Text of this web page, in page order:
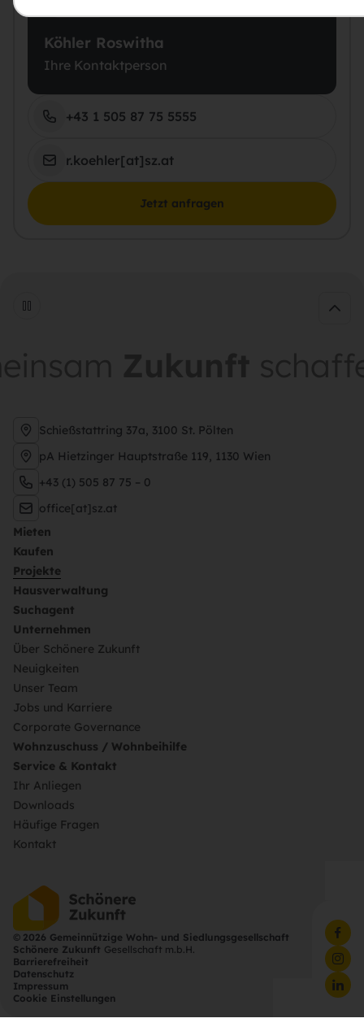
Köhler Roswitha
Ihre Kontaktperson
+43 1 505 87 75 5555
r.koehler[at]sz.at
Jetzt anfragen
Schießstattring 37a, 3100 St. Pölten
pA Hietzinger Hauptstraße 119, 1130 Wien
+43 (1) 505 87 75 – 0
office[at]sz.at
Mieten
Kaufen
Projekte
Hausverwaltung
Suchagent
Unternehmen
Über Schönere Zukunft
Neuigkeiten
Unser Team
Jobs und Karriere
Corporate Governance
Wohnzuschuss / Wohnbeihilfe
Service & Kontakt
Ihr Anliegen
Downloads
Häufige Fragen
Kontakt
© 2026 Gemeinnützige Wohn- und Siedlungsgesellschaft
Schönere Zukunft Gesellschaft m.b.H.
Barrierefreiheit
Datenschutz
Impressum
Cookie Einstellungen